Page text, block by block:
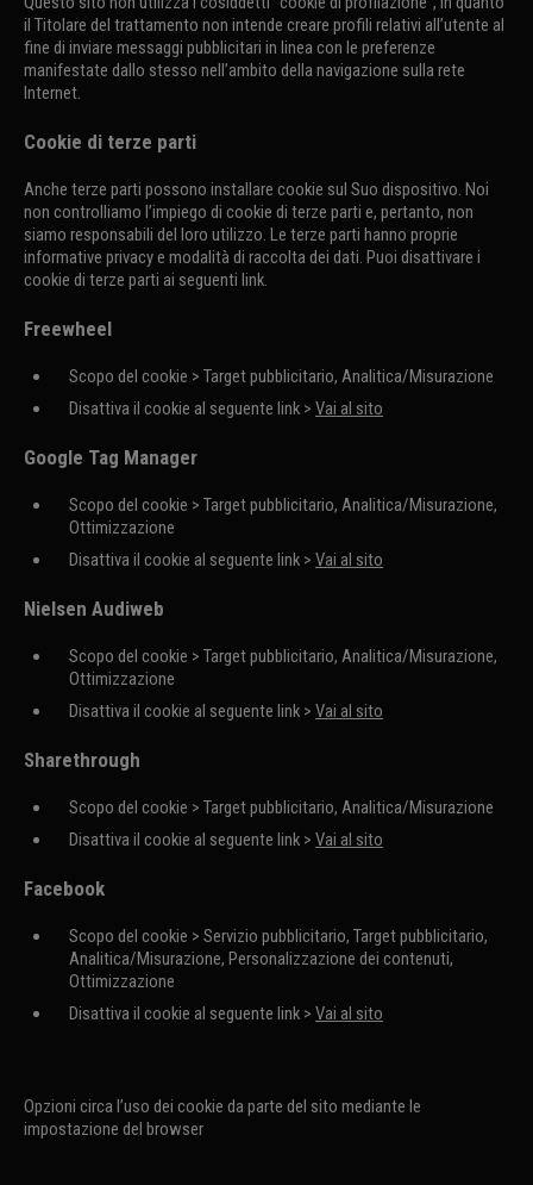
il Titolare del trattamento non intende creare profili relativi all’utente al
fine di inviare messaggi pubblicitari in linea con le preferenze
manifestate dallo stesso nell’ambito della navigazione sulla rete
Internet.
Cookie di terze parti
Anche terze parti possono installare cookie sul Suo dispositivo. Noi
non controlliamo l’impiego di cookie di terze parti e, pertanto, non
siamo responsabili del loro utilizzo. Le terze parti hanno proprie
informative privacy e modalità di raccolta dei dati. Puoi disattivare i
cookie di terze parti ai seguenti link.
Freewheel
Scopo del cookie > Target pubblicitario, Analitica/Misurazione
Disattiva il cookie al seguente link > Vai al sito
Google Tag Manager
Scopo del cookie > Target pubblicitario, Analitica/Misurazione,
Ottimizzazione
Disattiva il cookie al seguente link > Vai al sito
Nielsen Audiweb
Scopo del cookie > Target pubblicitario, Analitica/Misurazione,
Ottimizzazione
Disattiva il cookie al seguente link > Vai al sito
Sharethrough
Scopo del cookie > Target pubblicitario, Analitica/Misurazione
Disattiva il cookie al seguente link > Vai al sito
Facebook
Scopo del cookie > Servizio pubblicitario, Target pubblicitario,
Analitica/Misurazione, Personalizzazione dei contenuti,
Ottimizzazione
Disattiva il cookie al seguente link > Vai al sito
Opzioni circa l’uso dei cookie da parte del sito mediante le
impostazione del browser